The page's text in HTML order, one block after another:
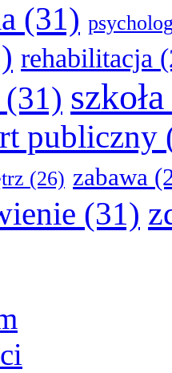
(31)
rehabilitacja
(31) szkoła
publiczny
(26) zabawa
(31)